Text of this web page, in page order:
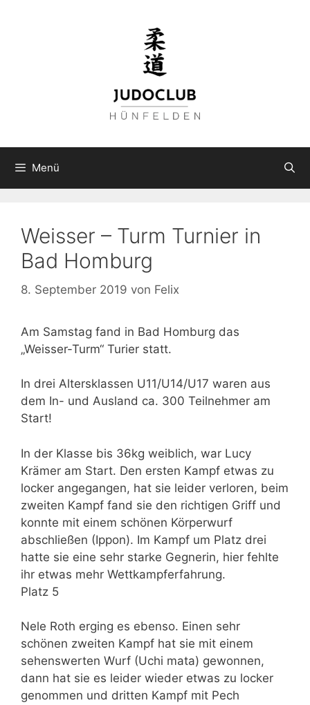
Menü
Weisser – Turm Turnier in
Bad Homburg
8. September 2019 von Felix
Am Samstag fand in Bad Homburg das
„Weisser-Turm“ Turier statt.
In drei Altersklassen U11/U14/U17 waren aus
dem In- und Ausland ca. 300 Teilnehmer am
Start!
In der Klasse bis 36kg weiblich, war Lucy
Krämer am Start. Den ersten Kampf etwas zu
locker angegangen, hat sie leider verloren, beim
zweiten Kampf fand sie den richtigen Griff und
konnte mit einem schönen Körperwurf
abschließen (Ippon). Im Kampf um Platz drei
hatte sie eine sehr starke Gegnerin, hier fehlte
ihr etwas mehr Wettkampferfahrung.
Platz 5
Nele Roth erging es ebenso. Einen sehr
schönen zweiten Kampf hat sie mit einem
sehenswerten Wurf (Uchi mata) gewonnen,
dann hat sie es leider wieder etwas zu locker
genommen und dritten Kampf mit Pech